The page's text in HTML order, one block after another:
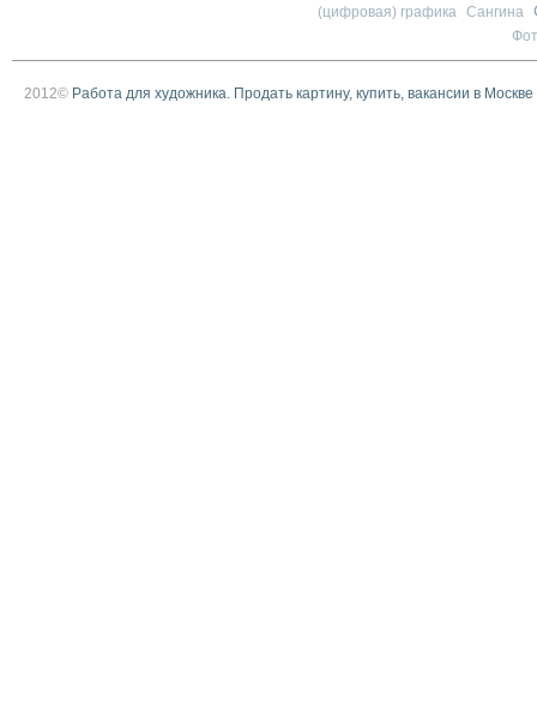
(цифровая) графика
Сангина
2012© Работа для художника. Продать картину, купить, вакансии в Москве